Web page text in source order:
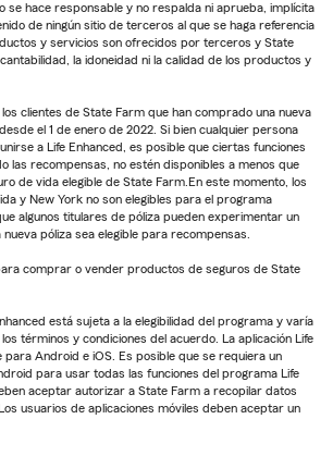
se hace responsable y no respalda ni aprueba, implícita
de ningún sitio de terceros al que se haga referencia
y servicios son ofrecidos por terceros y State
la idoneidad ni la calidad de los productos y
clientes de State Farm que han comprado una nueva
el 1 de enero de 2022. Si bien cualquier persona
a Life Enhanced, es posible que ciertas funciones
las recompensas, no estén disponibles a menos que
de vida elegible de State Farm.En este momento, los
y New York no son elegibles para el programa
algunos titulares de póliza pueden experimentar un
póliza sea elegible para recompensas.
comprar o vender productos de seguros de State
está sujeta a la elegibilidad del programa y varía
términos y condiciones del acuerdo. La aplicación Life
para Android e iOS. Es posible que se requiera un
para usar todas las funciones del programa Life
aceptar autorizar a State Farm a recopilar datos
usuarios de aplicaciones móviles deben aceptar un